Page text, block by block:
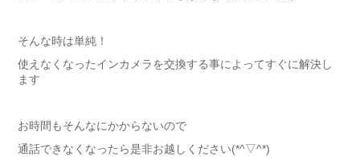
そんな時は単純！
使えなくなったインカメラを交換する事によってすぐに解決し
ます
お時間もそんなにかからないので
通話できなくなったら是非お越しください(*^▽^*)